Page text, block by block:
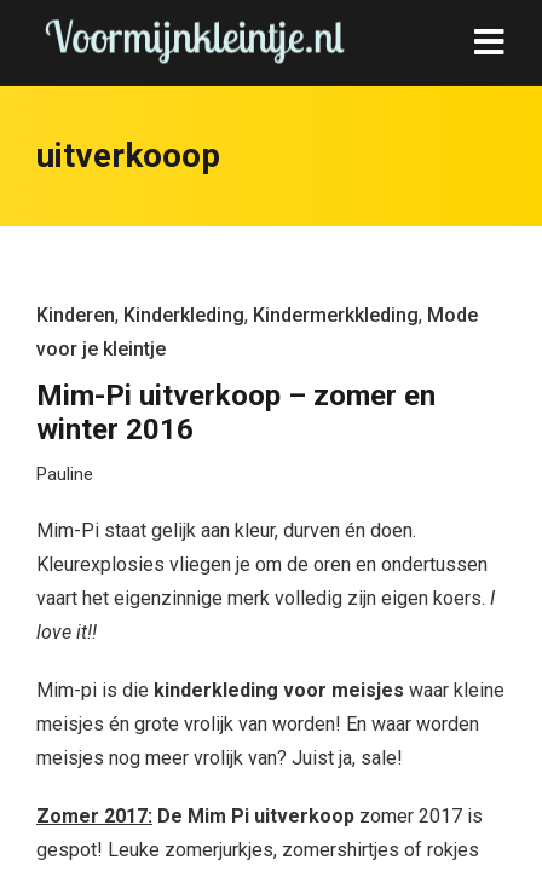
uitverkooop
Kinderen, Kinderkleding, Kindermerkkleding, Mode
voor je kleintje
Mim-Pi uitverkoop – zomer en
winter 2016
Pauline
Mim-Pi staat gelijk aan kleur, durven én doen.
Kleurexplosies vliegen je om de oren en ondertussen
vaart het eigenzinnige merk volledig zijn eigen koers. I
love it!!
Mim-pi is die kinderkleding voor meisjes waar kleine
meisjes én grote vrolijk van worden! En waar worden
meisjes nog meer vrolijk van? Juist ja, sale!
Zomer 2017: De Mim Pi uitverkoop zomer 2017 is
gespot! Leuke zomerjurkjes, zomershirtjes of rokjes